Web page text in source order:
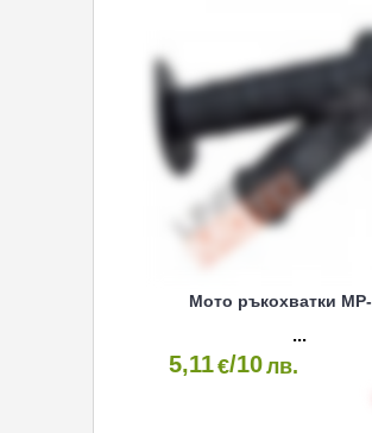
Мото ръкохватки
5,11€/10лв.